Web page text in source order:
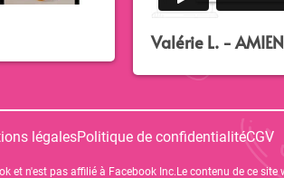
Valérie L. -
légalesPolitique de confidentialitéCGV
et n'est pas affilié à Facebook Inc.Le contenu de ce site